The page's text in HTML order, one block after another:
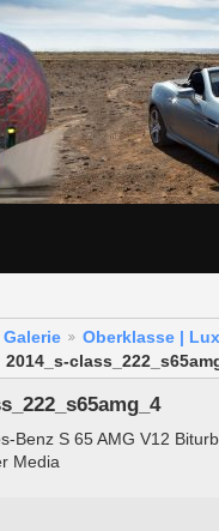
Oberklasse |
2014_s-
Benz S 65 AMG V12
Media